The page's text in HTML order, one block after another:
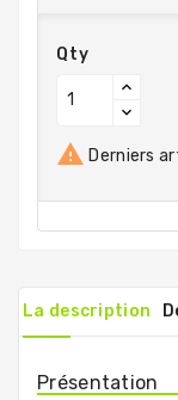
Qty
 Derniers
La description
Présentation